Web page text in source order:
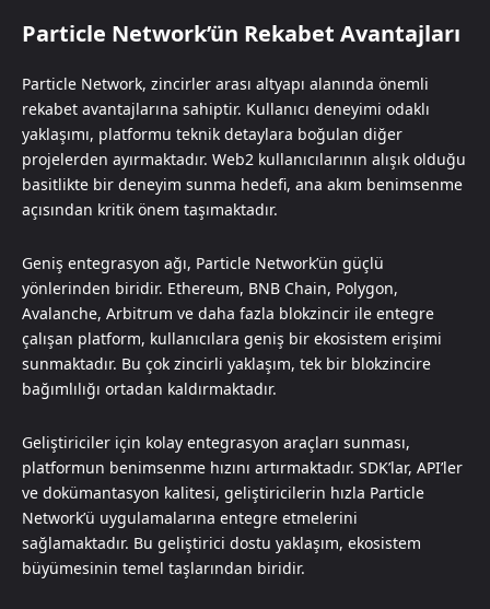
Particle Network’ün Rekabet Avantajları
Particle Network, zincirler arası altyapı alanında önemli
rekabet avantajlarına sahiptir. Kullanıcı deneyimi odaklı
yaklaşımı, platformu teknik detaylara boğulan diğer
projelerden ayırmaktadır. Web2 kullanıcılarının alışık olduğu
basitlikte bir deneyim sunma hedefi, ana akım benimsenme
açısından kritik önem taşımaktadır.
Geniş entegrasyon ağı, Particle Network’ün güçlü
yönlerinden biridir. Ethereum, BNB Chain, Polygon,
Avalanche, Arbitrum ve daha fazla blokzincir ile entegre
çalışan platform, kullanıcılara geniş bir ekosistem erişimi
sunmaktadır. Bu çok zincirli yaklaşım, tek bir blokzincire
bağımlılığı ortadan kaldırmaktadır.
Geliştiriciler için kolay entegrasyon araçları sunması,
platformun benimsenme hızını artırmaktadır. SDK’lar, API’ler
ve dokümantasyon kalitesi, geliştiricilerin hızla Particle
Network’ü uygulamalarına entegre etmelerini
sağlamaktadır. Bu geliştirici dostu yaklaşım, ekosistem
büyümesinin temel taşlarından biridir.